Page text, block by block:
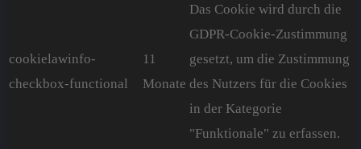
cookielawinfo-
checkbox-functional
11
Monate
Das Cookie wird durch die
GDPR-Cookie-Zustimmung
gesetzt, um die Zustimmung
des Nutzers für die Cookies
in der Kategorie
"Funktionale" zu erfassen.